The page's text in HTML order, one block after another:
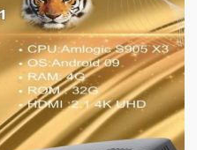
Tiger
one
billion